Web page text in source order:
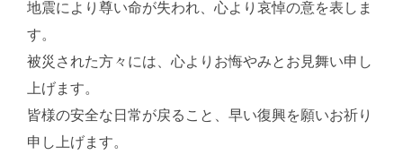
地震により尊い命が失われ、心より哀悼の意を表しま
す。
被災された方々には、心よりお悔やみとお見舞い申し
上げます。
皆様の安全な日常が戻ること、早い復興を願いお祈り
申し上げます。